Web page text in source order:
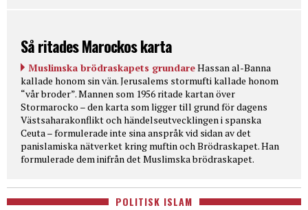
Så ritades Marockos karta
Muslimska brödraskapets grundareHassan al-Banna
kallade honom sin vän. Jerusalems stormufti kallade honom
“vår broder”. Mannen som 1956 ritade kartan över
Stormarocko – den karta som ligger till grund för dagens
Västsaharakonflikt och händelseutvecklingen i spanska
Ceuta – formulerade inte sina anspråk vid sidan av det
panislamiska nätverket kring muftin och Brödraskapet. Han
formulerade dem inifrån det Muslimska brödraskapet.
POLITISK ISLAM